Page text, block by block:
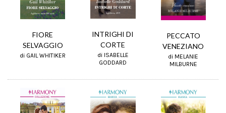
FIORE
SELVAGGIO
di GAIL WHITIKER
INTRIGHI DI
CORTE
di ISABELLE
GODDARD
PECCATO
VENEZIANO
di MELANIE
MILBURNE